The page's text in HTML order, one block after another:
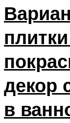
декор
в